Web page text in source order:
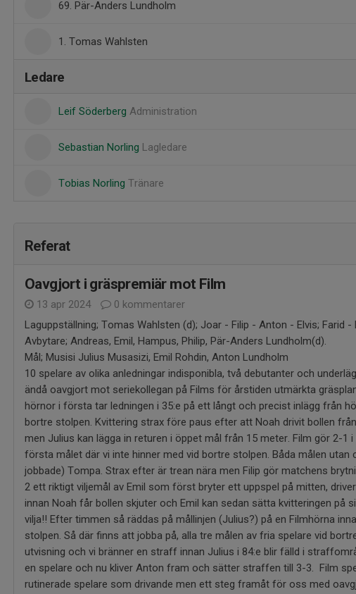
69. Pär-Anders Lundholm
1. Tomas Wahlsten
Ledare
Leif Söderberg Administration
Sebastian Norling Lagledare
Tobias Norling Tränare
Referat
Oavgjort i gräspremiär mot Film
13 apr 2024
0 kommentarer
Laguppställning; Tomas Wahlsten (d); Joar - Filip - Anton - Elvis; Farid
Avbytare; Andreas, Emil, Hampus, Philip, Pär-Anders Lundholm(d).
Mål; Musisi Julius Musasizi, Emil Rohdin, Anton Lundholm
10 spelare av olika anledningar indisponibla, två debutanter och
ändå oavgjort mot seriekollegan på Films för årstiden utmärkta
hörnor i första tar ledningen i 35:e på ett långt och precist inlägg från
bortre stolpen. Kvittering strax före paus efter att Noah drivit bollen
men Julius kan lägga in returen i öppet mål från 15 meter. Film gör 2-1
första målet där vi inte hinner med vid bortre stolpen. Båda målen utan
jobbade) Tompa. Strax efter är trean nära men Filip gör matchens
2 ett riktigt viljemål av Emil som först bryter ett uppspel på mitten,
innan Noah får bollen skjuter och Emil kan sedan sätta kvitteringen på
vilja!! Efter timmen så räddas på mållinjen (Julius?) på en Filmhörna
stolpen. Så där finns att jobba på, alla tre målen av fria spelare vid
utvisning och vi bränner en straff innan Julius i 84:e blir fälld i
en spelare och nu kliver Anton fram och sätter straffen till 3-3. Film
rutinerade spelare som drivande men ett steg framåt för oss med